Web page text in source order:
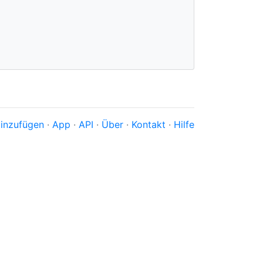
· App · API · Über · Kontakt · Hilfe